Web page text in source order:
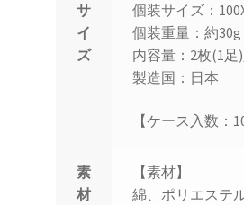
サ
イ
ズ
個装サイズ：
個装重量：約30g
内容量：2枚(1足
製造国：日本
【ケース入数：
素
材
【素材】
綿、ポリエステ